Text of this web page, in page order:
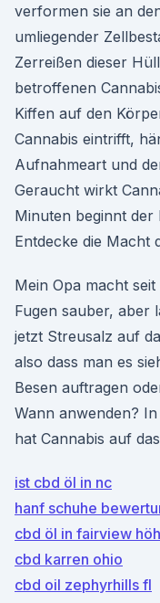
verformen sie an
umliegender
Zerreißen dieser
betroffenen
Kiffen auf den
Cannabis eintrifft,
Aufnahmeart und
Geraucht wirkt
Minuten beginnt der
Entdecke die Macht
Mein Opa macht
Fugen sauber, aber
jetzt Streusalz auf
also dass man es
Besen auftragen
Wann anwenden?
hat Cannabis auf
ist cbd öl in nc
hanf schuhe
cbd öl in fairview
cbd karren ohio
cbd oil zephyrhills fl